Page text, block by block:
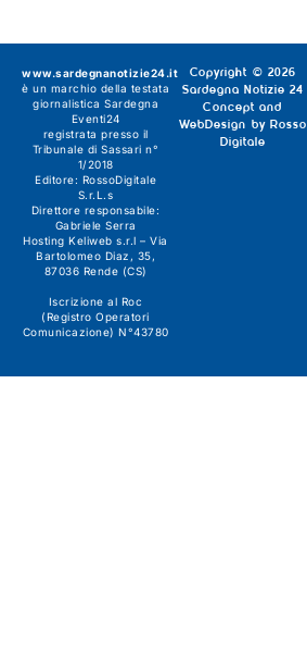
Copyright © 2026
Sardegna Notizie 24
Concept and
WebDesign by Rosso
Digitale
www.sardegnanotizie24.it
è un marchio della testata
giornalistica Sardegna
Eventi24
registrata presso il
Tribunale di Sassari n°
1/2018
Editore: RossoDigitale
S.r.L.s
Direttore responsabile:
Gabriele Serra
Hosting Keliweb s.r.l – Via
Bartolomeo Diaz, 35,
87036 Rende (CS)
Iscrizione al Roc
(Registro Operatori
Comunicazione) N°43780